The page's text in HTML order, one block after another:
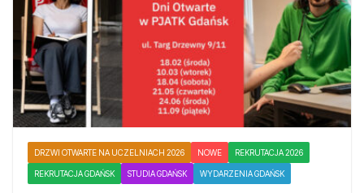
DRZWI OTWARTE NA UCZELNIACH 2026 NOWE REKRUTACJA 2026
REKRUTACJA GDAŃSK STUDIA GDAŃSK WYDARZENIA GDAŃSK